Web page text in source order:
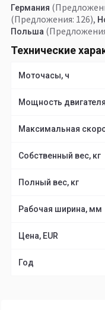
Германия
(Предложения: 126),
Польша
Технические
Моточасы, ч
Мощность
Максимальная
Собственный вес, кг
Полный вес, кг
Рабочая ширина, мм
Цена, EUR
Год